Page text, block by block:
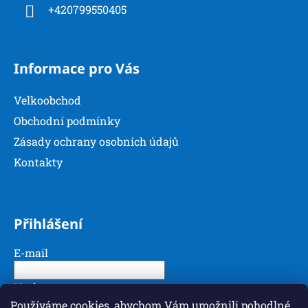
Používáme cookies, abychom Vám umožnili pohodlné
+420799550405
Informace pro Vás
Velkoobchod
Obchodní podmínky
Zásady ochrany osobních údajů
Kontakty
Přihlášení
E-mail
Heslo